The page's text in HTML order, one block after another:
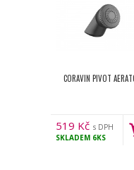
CORAVIN PIVOT
519 Kč s DPH
SKLADEM 6KS